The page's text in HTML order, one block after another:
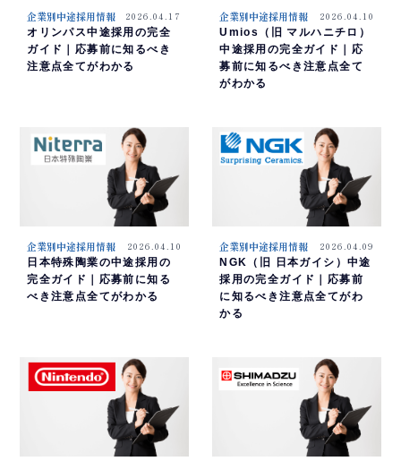
企業別中途採用情報 2026.04.17
オリンパス中途採用の完全
ガイド｜応募前に知るべき
注意点全てがわかる
企業別中途採用情報 2026.04.10
Umios（旧 マルハニチロ）
中途採用の完全ガイド｜応
募前に知るべき注意点全て
がわかる
企業別中途採用情報 2026.04.10
日本特殊陶業の中途採用の
完全ガイド｜応募前に知る
べき注意点全てがわかる
企業別中途採用情報 2026.04.09
NGK（旧 日本ガイシ）中途
採用の完全ガイド｜応募前
に知るべき注意点全てがわ
かる